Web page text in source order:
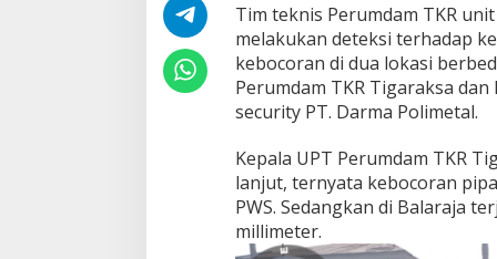
p
a
t
L
a
k
k
a
n
P
e
r
Tim teknis Perumdam TKR
melakukan deteksi terhadap
kebocoran di dua lokasi
Perumdam TKR Tigaraksa
security PT. Darma Polimetal.
Kepala UPT Perumdam TKR
lanjut, ternyata kebocoran
PWS. Sedangkan di Balaraja
millimeter.